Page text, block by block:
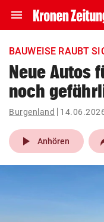
menu Navigation
ein-/ausklappen
account_circle Anmelden
pin_drop
Wien
bookmark
BAUWEISE RAUBT
Neue Autos
noch
Burgenland
play_arrow Anhören